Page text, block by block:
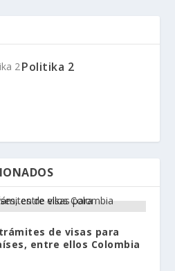
Politika 2
de visas para
entre ellos Colombia